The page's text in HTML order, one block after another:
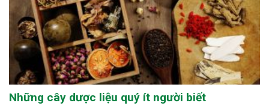
Những cây dược liệu quý ít người biết